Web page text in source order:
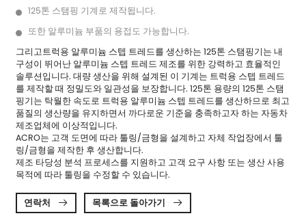
125톤 스탬핑 기계로 제작됩니다.
또한 알루미늄 부품의 용접도 가능합니다.
그리고트럭용 알루미늄 스텝 트레드를 생산하는 125톤 스탬핑기는 내
구성이 뛰어난 알루미늄 스텝 트레드 제조를 위한 강력하고 효율적인
솔루션입니다. 대량 생산을 위해 설계된 이 기계는 트럭용 스텝 트레드
를 제작할 때 정밀도와 일관성을 보장합니다. 125톤 용량의 125톤 스탬
핑기는 탁월한 속도로 트럭용 알루미늄 스텝 트레드를 생산하므로 최고
품질의 생산량을 유지하면서 까다로운 기준을 충족하고자 하는 자동차
제조업체에 이상적입니다.
ACRO는 고객 도면에 따라 툴링/금형을 설계하고 자체 작업장에서 툴
링/금형을 제작한 후 생산합니다.
제조 타당성 분석 프로세스를 지원하고 고객 요구 사항 또는 생산 사용
목적에 따라 툴링을 수정할 수 있습니다.
연락처  목록으로 돌아가기 